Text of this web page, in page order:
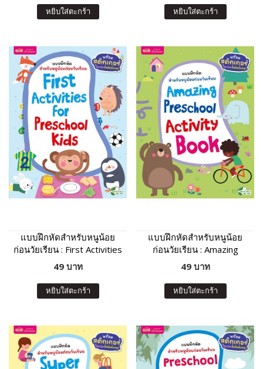
หยิบใส่ตะกร้า หยิบใส่ตะกร้า
แบบฝึกหัดสำหรับหนูน้อย
ก่อนวัยเรียน : First Activities
For Preschool Kids
49 บาท
หยิบใส่ตะกร้า
แบบฝึกหัดสำหรับหนูน้อย
ก่อนวัยเรียน : Amazing
Preschool Activity Book
49 บาท
หยิบใส่ตะกร้า